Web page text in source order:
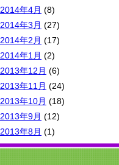
2014年4月 (8)
2014年3月 (27)
2014年2月 (17)
2014年1月 (2)
2013年12月 (6)
2013年11月 (24)
2013年10月 (18)
2013年9月 (12)
2013年8月 (1)